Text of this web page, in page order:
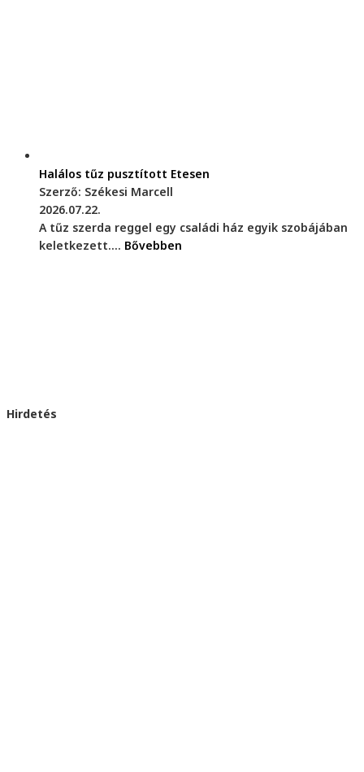
Halálos tűz pusztított Etesen
Szerző: Székesi Marcell
2026.07.22.
A tűz szerda reggel egy családi ház egyik szobájában
keletkezett.... Bővebben
Hirdetés